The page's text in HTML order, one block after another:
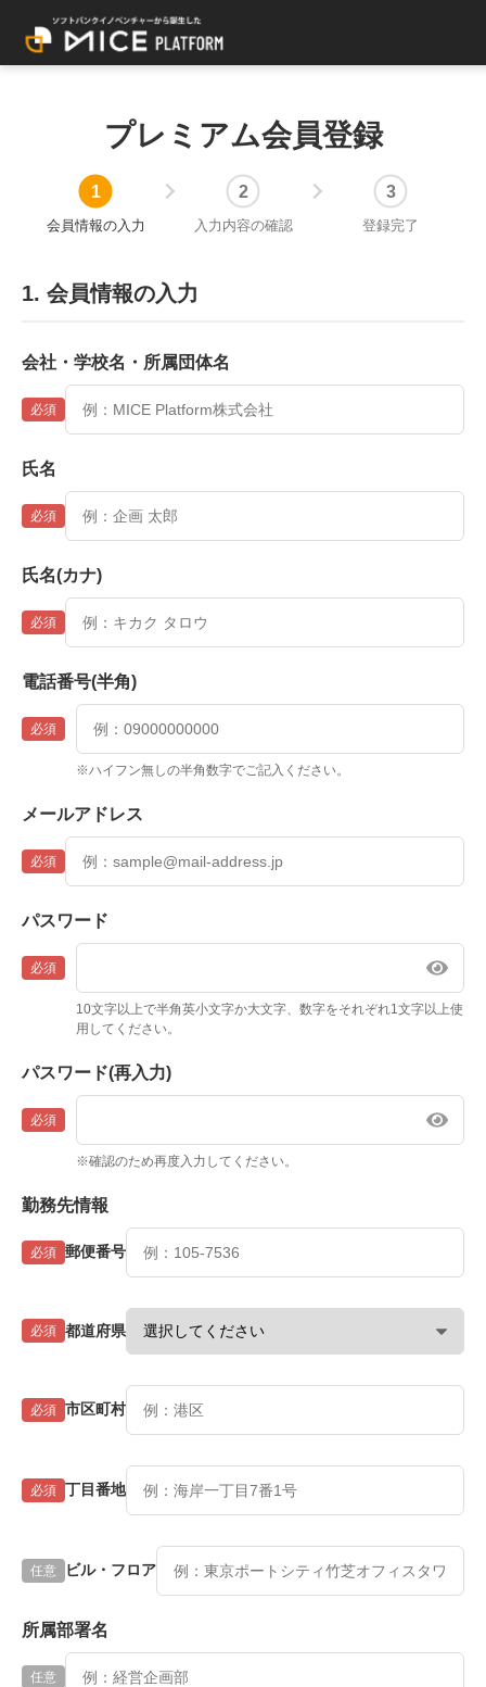
プレミアム会員登録
会員情報の入力 入力内容の確認 登録完了
1. 会員情報の入力
会社・学校名・所属団体名
必須
氏名
必須
氏名(カナ)
必須
電話番号(半角)
必須
※ハイフン無しの半角数字でご記入ください。
メールアドレス
必須
パスワード
必須
10文字以上で半角英小文字か大文字、数字をそれぞれ1文字以上使
用してください。
パスワード(再入力)
必須
※確認のため再度入力してください。
勤務先情報
必須 郵便番号
必須 都道府県
必須 市区町村
必須 丁目番地
任意 ビル・フロア
所属部署名
任意